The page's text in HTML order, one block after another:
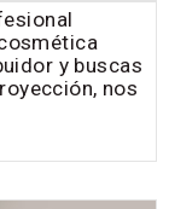
y buscas
nos